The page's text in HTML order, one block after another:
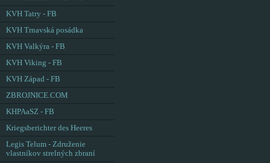
KVH Tatry - FB
KVH Trnavská posádka
KVH Valkýra - FB
KVH Viking - FB
KVH Západ - FB
ZBROJNICE.COM
KHPAaSZ - FB
Kriegsberichter des Heeres
Legis Telum - Združenie
vlastníkov strelných zbraní